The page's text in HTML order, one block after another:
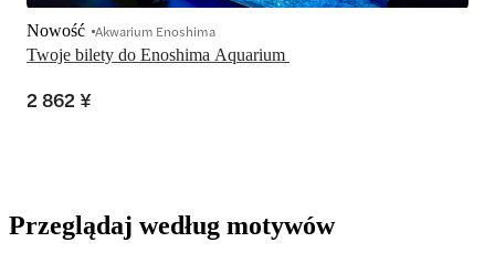
Nowość Akwarium Enoshima
2 862 ¥
Przeglądaj według motywów